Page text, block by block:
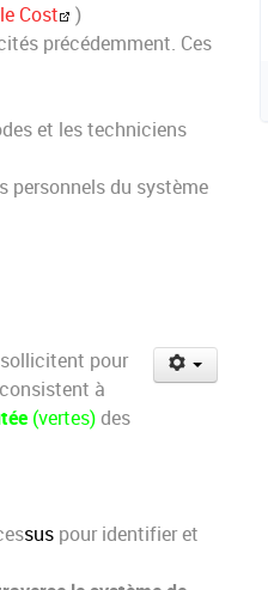
Cost
)
précédemment. Ces
et les techniciens
personnels du système
pour
à
(vertes) des
sus pour identifier et